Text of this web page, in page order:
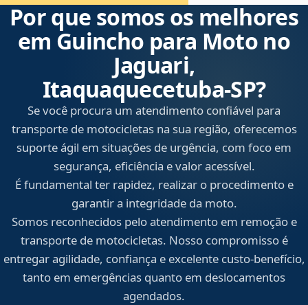
Por que somos os melhores
em Guincho para Moto no
Jaguari,
Itaquaquecetuba‑SP?
Se você procura um atendimento confiável para
transporte de motocicletas na sua região, oferecemos
suporte ágil em situações de urgência, com foco em
segurança, eficiência e valor acessível.
É fundamental ter rapidez, realizar o procedimento e
garantir a integridade da moto.
Somos reconhecidos pelo atendimento em remoção e
transporte de motocicletas. Nosso compromisso é
entregar agilidade, confiança e excelente custo-benefício,
tanto em emergências quanto em deslocamentos
agendados.